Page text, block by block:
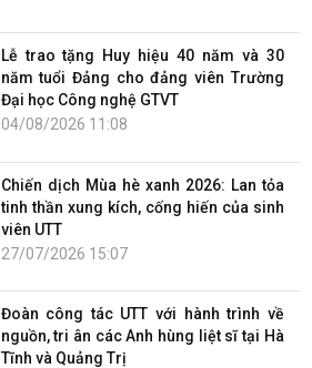
Lễ trao tặng Huy hiệu 40 năm và 30
năm tuổi Đảng cho đảng viên Trường
Đại học Công nghệ GTVT
04/08/2026 11:08
Chiến dịch Mùa hè xanh 2026: Lan tỏa
tinh thần xung kích, cống hiến của sinh
viên UTT
27/07/2026 15:07
Đoàn công tác UTT với hành trình về
nguồn, tri ân các Anh hùng liệt sĩ tại Hà
Tĩnh và Quảng Trị